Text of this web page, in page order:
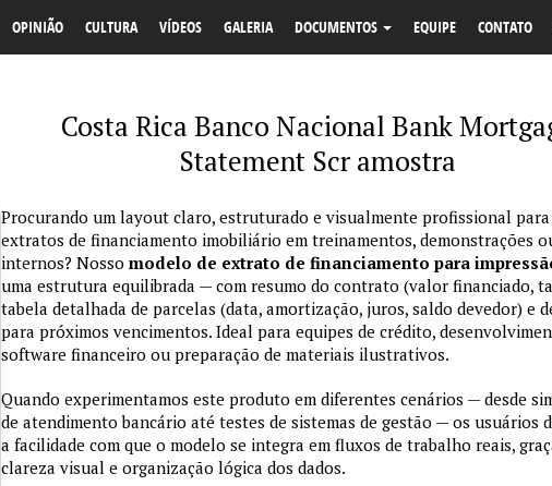
OPINIÃO CULTURA VÍDEOS GALERIA DOCUMENTOS EQUIPE CONTATO
Costa Rica Banco Nacional Bank
Statement Scr amostra
Procurando um layout claro, estruturado e visualmente profissional
extratos de financiamento imobiliário em treinamentos, demonstrações
internos? Nosso modelo de extrato de financiamento para
uma estrutura equilibrada — com resumo do contrato (valor financiado,
tabela detalhada de parcelas (data, amortização, juros, saldo devedor) e
para próximos vencimentos. Ideal para equipes de crédito,
software financeiro ou preparação de materiais ilustrativos.
Quando experimentamos este produto em diferentes cenários — desde
de atendimento bancário até testes de sistemas de gestão — os usuários
a facilidade com que o modelo se integra em fluxos de trabalho reais,
clareza visual e organização lógica dos dados.